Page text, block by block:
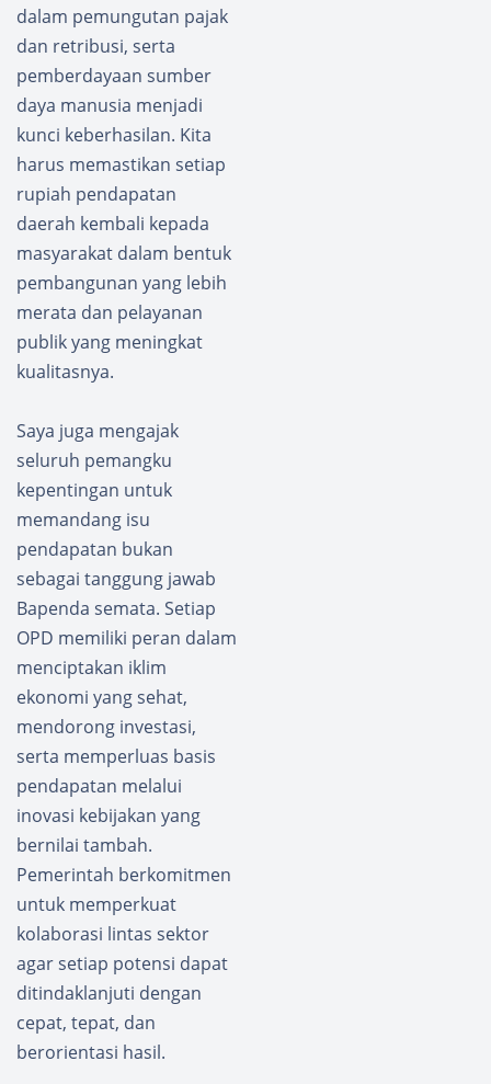
dalam pemungutan pajak
dan retribusi, serta
pemberdayaan sumber
daya manusia menjadi
kunci keberhasilan. Kita
harus memastikan setiap
rupiah pendapatan
daerah kembali kepada
masyarakat dalam bentuk
pembangunan yang lebih
merata dan pelayanan
publik yang meningkat
kualitasnya.
Saya juga mengajak
seluruh pemangku
kepentingan untuk
memandang isu
pendapatan bukan
sebagai tanggung jawab
Bapenda semata. Setiap
OPD memiliki peran dalam
menciptakan iklim
ekonomi yang sehat,
mendorong investasi,
serta memperluas basis
pendapatan melalui
inovasi kebijakan yang
bernilai tambah.
Pemerintah berkomitmen
untuk memperkuat
kolaborasi lintas sektor
agar setiap potensi dapat
ditindaklanjuti dengan
cepat, tepat, dan
berorientasi hasil.